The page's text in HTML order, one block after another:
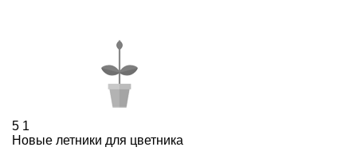
5 1
Новые летники для цветника